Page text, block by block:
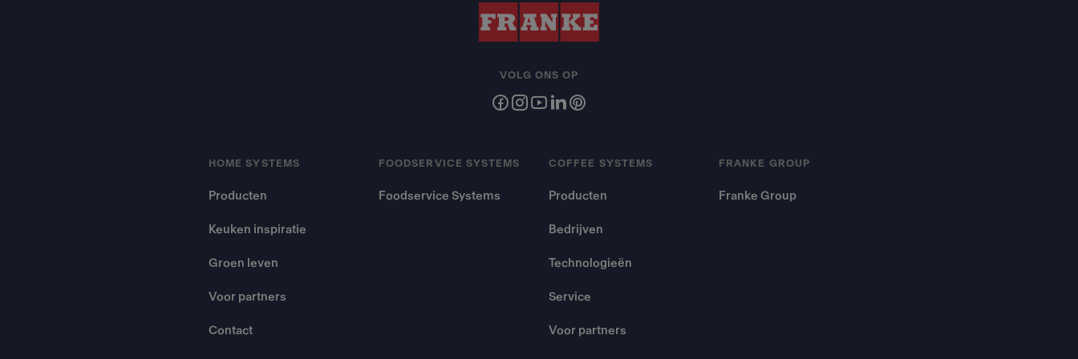
HOME SYSTEMS
Producten
Keuken inspiratie
Groen leven
Voor partners
Contact
FOODSERVICE SYSTEMS
Foodservice Systems
COFFEE SYSTEMS
Producten
Bedrijven
Technologieën
Service
Voor partners
FRANKE GROUP
Franke Group
VOLG ONS OP